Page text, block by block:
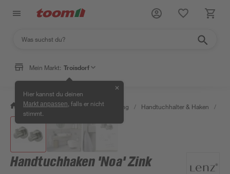
Mein Markt: Troisdorf
Hier kannst du deinen
Markt anpassen , falls er nicht
stimmt.
✕
/ Bad & Sanitär / Bad-Ausstattung / Handtuchhalter & Haken /
Handtuchhaken 'Noa' Zink